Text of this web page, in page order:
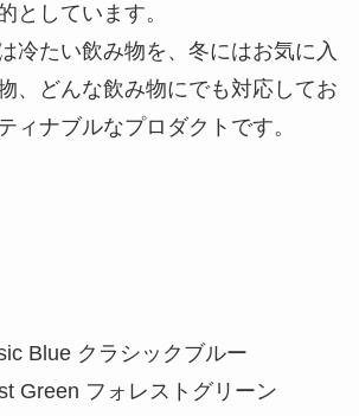
としています。
冷たい飲み物を、冬にはお気に入
、どんな飲み物にでも対応してお
ィナブルなプロダクトです。
Blue クラシックブルー
フォレストグリーン